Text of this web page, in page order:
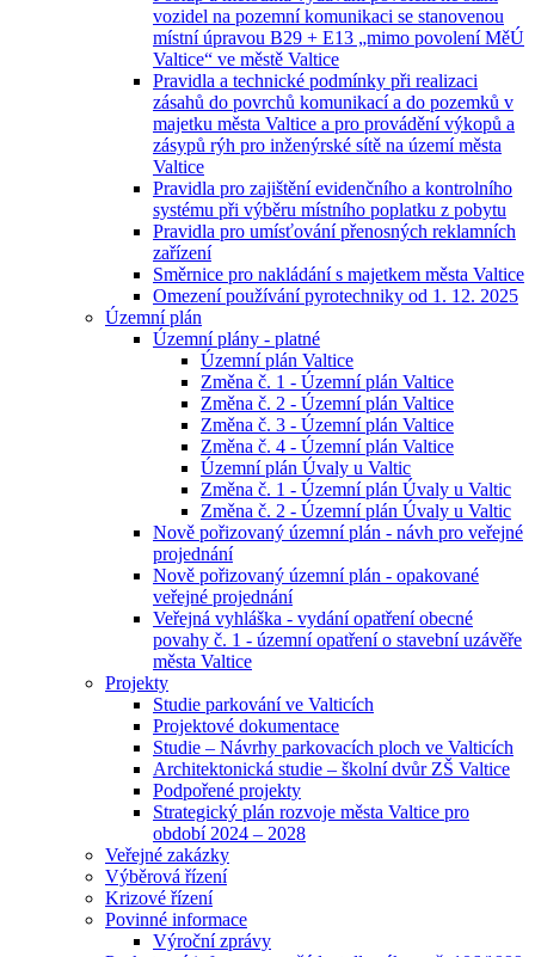
vozidel na pozemní komunikaci se stanovenou
místní úpravou B29 + E13 „mimo povolení MěÚ
Valtice“ ve městě Valtice
Pravidla a technické podmínky při realizaci
zásahů do povrchů komunikací a do pozemků v
majetku města Valtice a pro provádění výkopů a
zásypů rýh pro inženýrské sítě na území města
Valtice
Pravidla pro zajištění evidenčního a kontrolního
systému při výběru místního poplatku z pobytu
Pravidla pro umísťování přenosných reklamních
zařízení
Směrnice pro nakládání s majetkem města Valtice
Omezení používání pyrotechniky od 1. 12. 2025
Územní plán
Územní plány - platné
Územní plán Valtice
Změna č. 1 - Územní plán Valtice
Změna č. 2 - Územní plán Valtice
Změna č. 3 - Územní plán Valtice
Změna č. 4 - Územní plán Valtice
Územní plán Úvaly u Valtic
Změna č. 1 - Územní plán Úvaly u Valtic
Změna č. 2 - Územní plán Úvaly u Valtic
Nově pořizovaný územní plán - návh pro veřejné
projednání
Nově pořizovaný územní plán - opakované
veřejné projednání
Veřejná vyhláška - vydání opatření obecné
povahy č. 1 - územní opatření o stavební uzávěře
města Valtice
Projekty
Studie parkování ve Valticích
Projektové dokumentace
Studie – Návrhy parkovacích ploch ve Valticích
Architektonická studie – školní dvůr ZŠ Valtice
Podpořené projekty
Strategický plán rozvoje města Valtice pro
období 2024 – 2028
Veřejné zakázky
Výběrová řízení
Krizové řízení
Povinné informace
Výroční zprávy